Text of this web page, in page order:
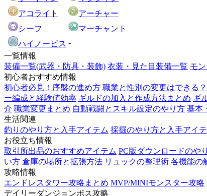
アコライト
アーチャー
シーフ
マーチャント
ハイノービス -
一覧情報
装備一覧(武器・防具・装飾) 衣装・見た目装備一覧 モ
初心者おすすめ情報
初心者必見！序盤の進め方 職業と性別の変更はできる？
ー編成と経験値効率 ギルドの加入と作成方法まとめ ギ
介 職業変更まとめ 自動戦闘とスキル設定のやり方 基本
生活関連
釣りのやり方と入手アイテム 採掘のやり方と入手アイ
お役立ち情報
取引所出品のおすすめアイテム PC版ダウンロードのや
い方 倉庫の場所と拡張方法 リュックの整理術 各機能の
攻略情報
エンドレスタワー攻略まとめ MVP/MINIモンスター攻略
デイリーダンジョンボス攻略